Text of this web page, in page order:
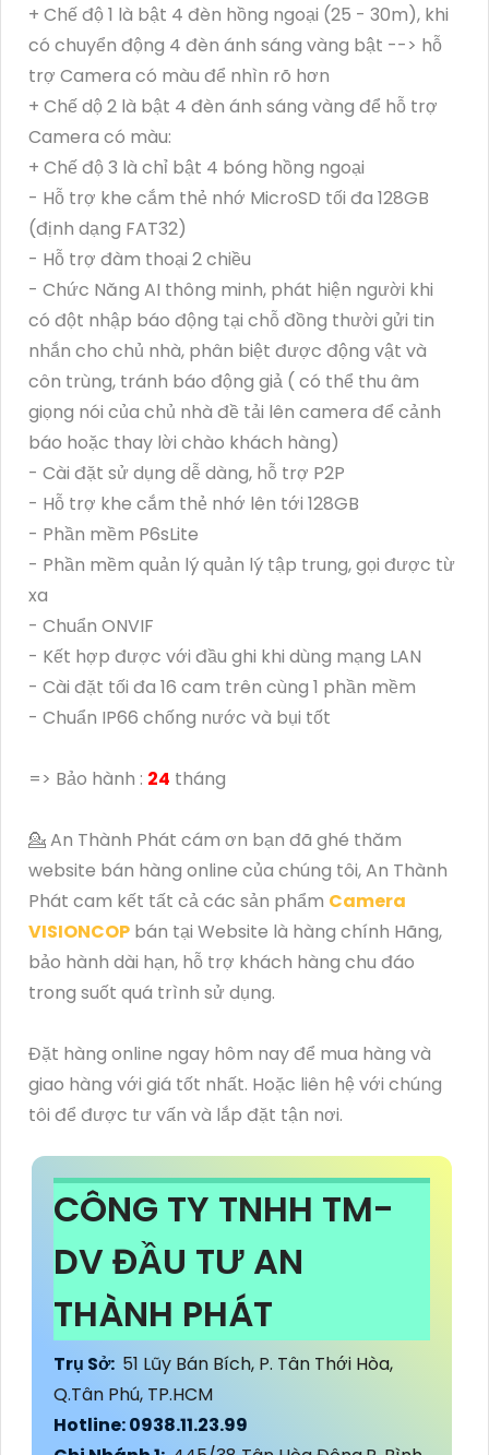
+ Chế độ 1 là bật 4 đèn hồng ngoại (25 - 30m), khi
có chuyển động 4 đèn ánh sáng vàng bật --> hỗ
trợ Camera có màu để nhìn rõ hơn
+ Chế dộ 2 là bật 4 đèn ánh sáng vàng để hỗ trợ
Camera có màu:
+ Chế độ 3 là chỉ bật 4 bóng hồng ngoại
- Hỗ trợ khe cắm thẻ nhớ MicroSD tối đa 128GB
(định dạng FAT32)
- Hỗ trợ đàm thoại 2 chiều
- Chức Năng AI thông minh, phát hiện người khi
có đột nhập báo động tại chỗ đồng thười gửi tin
nhắn cho chủ nhà, phân biệt được động vật và
côn trùng, tránh báo động giả ( có thể thu âm
giọng nói của chủ nhà đề tải lên camera để cảnh
báo hoặc thay lời chào khách hàng)
- Cài đặt sử dụng dễ dàng, hỗ trợ P2P
- Hỗ trợ khe cắm thẻ nhớ lên tới 128GB
- Phần mềm P6sLite
- Phần mềm quản lý quản lý tập trung, gọi được từ
xa
- Chuẩn ONVIF
- Kết hợp được với đầu ghi khi dùng mạng LAN
- Cài đặt tối đa 16 cam trên cùng 1 phần mềm
- Chuẩn IP66 chống nước và bụi tốt
=> Bảo hành : 24 tháng
💁 An Thành Phát cám ơn bạn đã ghé thăm
website bán hàng online của chúng tôi, An Thành
Phát cam kết tất cả các sản phẩm Camera
VISIONCOP bán tại Website là hàng chính Hãng,
bảo hành dài hạn, hỗ trợ khách hàng chu đáo
trong suốt quá trình sử dụng.
Đặt hàng online ngay hôm nay để mua hàng và
giao hàng với giá tốt nhất. Hoặc liên hệ với chúng
tôi để được tư vấn và lắp đặt tận nơi.
CÔNG TY TNHH TM-
DV ĐẦU TƯ AN
THÀNH PHÁT
Trụ Sở: 51 Lũy Bán Bích, P. Tân Thới Hòa,
Q.Tân Phú, TP.HCM
Hotline: 0938.11.23.99